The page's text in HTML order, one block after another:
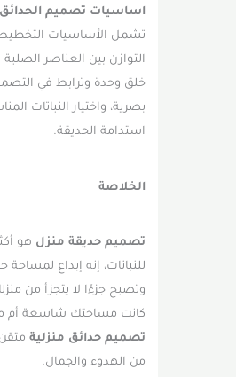
اساسيات تصميم الحدائق؟
تشمل الأساسيات التخطيط
التوازن بين العناصر الصلبة
خلق وحدة وترابط في التصميم،
بصرية، واختيار النباتات
استدامة الحديقة.
الخلاصة
تصميم حديقة منزلهو أكثر من
للنباتات، إنه إبداع لمساحة
وتصبح جزءًا لا يتجزأ من منزلك
كانت مساحتك شاسعة أم مجرد
تصميم حدائق منزليةمتقن
من الهدوء والجمال.